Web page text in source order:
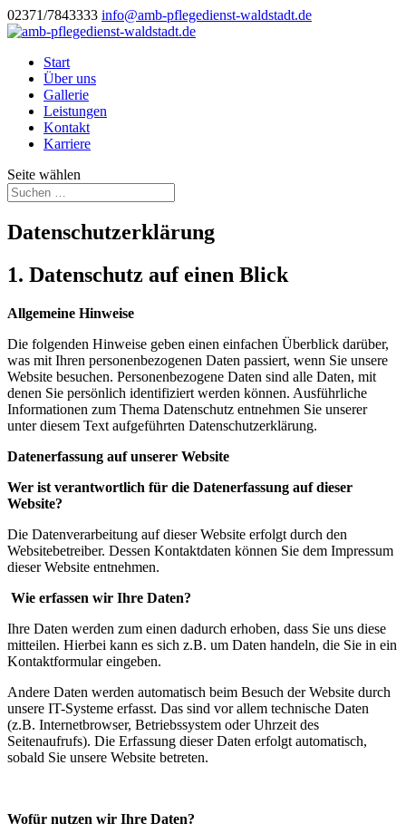
02371/7843333 info@amb-pflegedienst-waldstadt.de
Start
Über uns
Gallerie
Leistungen
Kontakt
Karriere
Seite wählen
Datenschutzerklärung
1. Datenschutz auf einen Blick
Allgemeine Hinweise
Die folgenden Hinweise geben einen einfachen Überblick darüber,
was mit Ihren personenbezogenen Daten passiert, wenn Sie unsere
Website besuchen. Personenbezogene Daten sind alle Daten, mit
denen Sie persönlich identifiziert werden können. Ausführliche
Informationen zum Thema Datenschutz entnehmen Sie unserer
unter diesem Text aufgeführten Datenschutzerklärung.
Datenerfassung auf unserer Website
Wer ist verantwortlich für die Datenerfassung auf dieser
Website?
Die Datenverarbeitung auf dieser Website erfolgt durch den
Websitebetreiber. Dessen Kontaktdaten können Sie dem Impressum
dieser Website entnehmen.
Wie erfassen wir Ihre Daten?
Ihre Daten werden zum einen dadurch erhoben, dass Sie uns diese
mitteilen. Hierbei kann es sich z.B. um Daten handeln, die Sie in ein
Kontaktformular eingeben.
Andere Daten werden automatisch beim Besuch der Website durch
unsere IT-Systeme erfasst. Das sind vor allem technische Daten
(z.B. Internetbrowser, Betriebssystem oder Uhrzeit des
Seitenaufrufs). Die Erfassung dieser Daten erfolgt automatisch,
sobald Sie unsere Website betreten.
Wofür nutzen wir Ihre Daten?